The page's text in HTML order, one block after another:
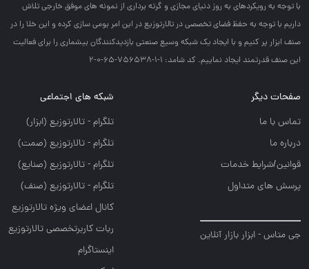
با توجه به رويكردهاي به روز دنياي مجازي و گرته برداري از نمونه هاي موفق خارجي تلاش
داريم با توجه به حفظ فضاي تخصصي در تالارتوزيع در اين امر بومي سازي كرده و اين خلا را در
صنف ابزار پر كنيم و با ايجاد يك شبكه وسيع صنعتي بازديدكنندگان بيشماري را براي فعاليت
اين صنف قدرتمند ايجاد نماييم. کد شامد: 1-1-756538-65-0-2
صفحات دیگر
تماس با ما
درباره ما
قوانین/شرایط خدمات
پرسش های متداول
جی متاس - ابزار بازار آنلاین
شبکه های اجتماعی
تلگرام - تالارتوزيع (ابزار)
تلگرام - تالارتوزيع (صمت)
تلگرام - تالارتوزيع (صنايع)
تلگرام - تالارتوزیع (صنف)
کانال اعضای ویژه تالارتوزیع
ربات کاربرتخصصی تالارتوزیع
اینستاگرام